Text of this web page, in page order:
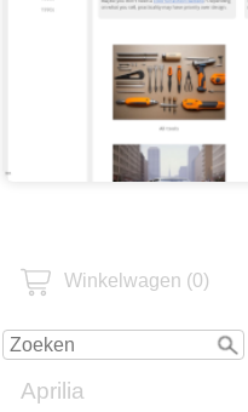
Winkelwagen (0)
Aprilia